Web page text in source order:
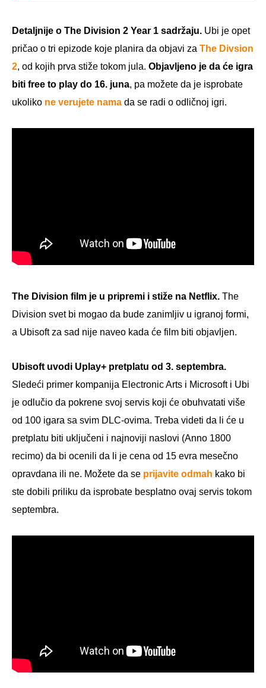
Detaljnije o The Division 2 Year 1 sadržaju. Ubi je opet
pričao o tri epizode koje planira da objavi za The Divsion
2, od kojih prva stiže tokom jula. Objavljeno je da će igra
biti free to play do 16. juna, pa možete da je isprobate
ukoliko ne verujete nama da se radi o odličnoj igri.
The Division film je u pripremi i stiže na Netflix. The
Division svet bi mogao da bude zanimljiv u igranoj formi,
a Ubisoft za sad nije naveo kada će film biti objavljen.
Ubisoft uvodi Uplay+ pretplatu od 3. septembra.
Sledeći primer kompanija Electronic Arts i Microsoft i Ubi
je odlučio da pokrene svoj servis koji će obuhvatati više
od 100 igara sa svim DLC-ovima. Treba videti da li će u
pretplatu biti uključeni i najnoviji naslovi (Anno 1800
recimo) da bi ocenili da li je cena od 15 evra mesečno
opravdana ili ne. Možete da se prijavite odmah kako bi
ste dobili priliku da isprobate besplatno ovaj servis tokom
septembra.